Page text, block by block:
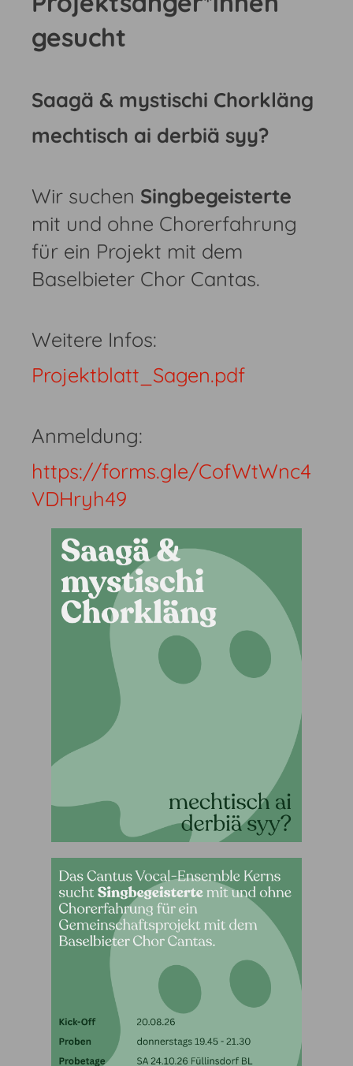
gesucht
Saagä & mystischi Chorkläng
mechtisch ai derbiä syy?
Wir suchen Singbegeisterte
mit und ohne Chorerfahrung
für ein Projekt mit dem
Baselbieter Chor Cantas.
Weitere Infos:
Projektblatt_Sagen.pdf
Anmeldung:
https://forms.gle/CofWtWnc4
VDHryh49